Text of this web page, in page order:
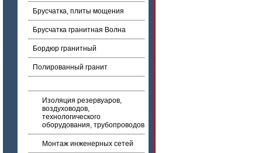
Брусчатка, плиты мощения
Брусчатка гранитная Волна
Бордюр гранитный
Полированный гранит
Изоляция резервуаров,
воздуховодов,
технологического
оборудования, трубопроводов
Монтаж инженерных сетей